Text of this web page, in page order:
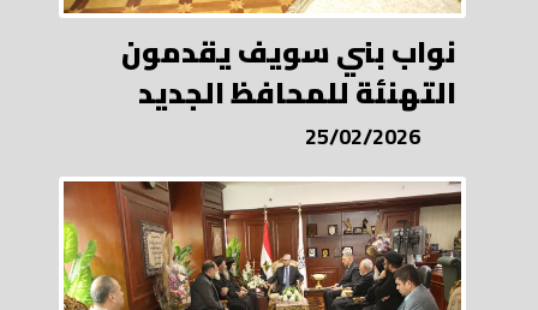
نواب بني سويف يقدمون
التهنئة للمحافظ الجديد
25/02/2026